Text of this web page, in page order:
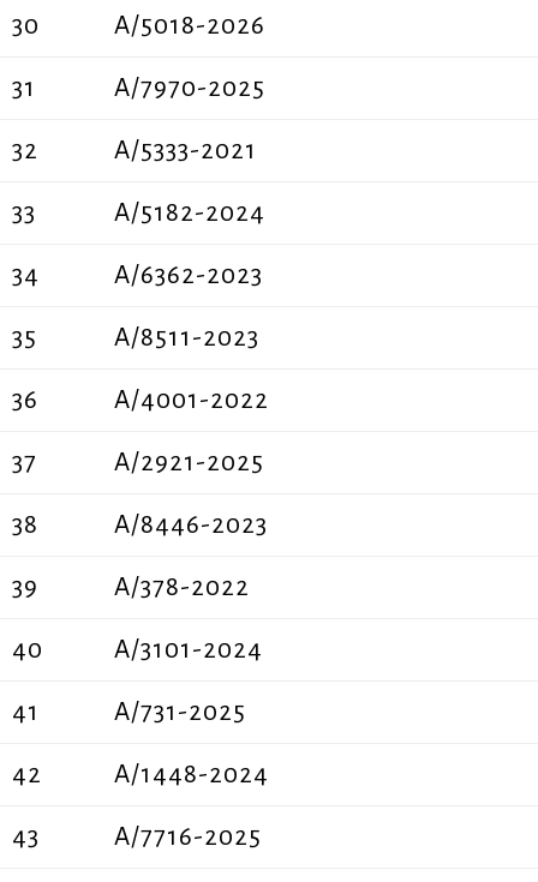
30 Α/5018-2026
31 A/7970-2025
32 Α/5333-2021
33 A/5182-2024
34 Α/6362-2023
35 A/8511-2023
36 Α/4001-2022
37 A/2921-2025
38 A/8446-2023
39 Α/378-2022
40 A/3101-2024
41 A/731-2025
42 A/1448-2024
43 A/7716-2025